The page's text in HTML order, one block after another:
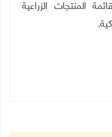
المنتجات الزراعية